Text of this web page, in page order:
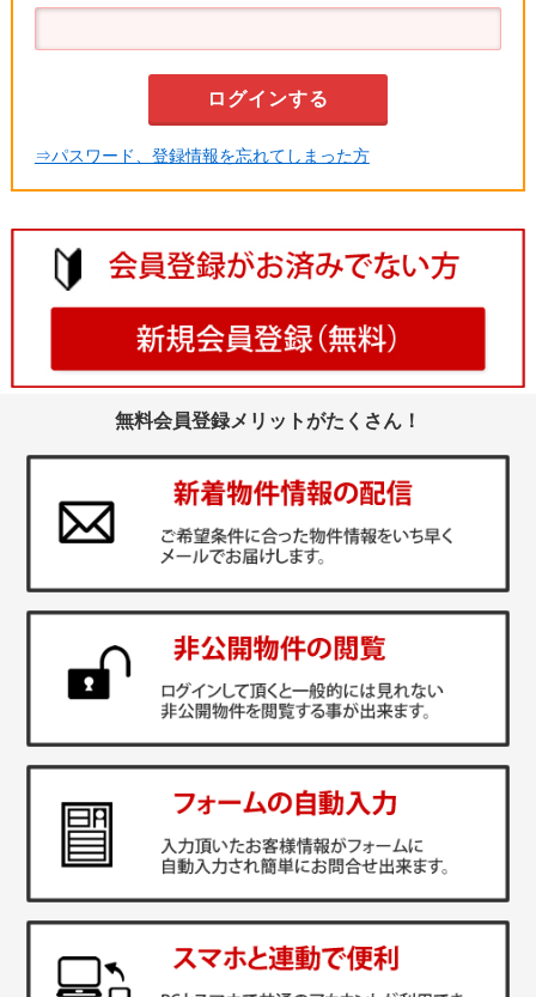
⇒パスワード、登録情報を忘れてしまった方
無料会員登録メリットがたくさん！